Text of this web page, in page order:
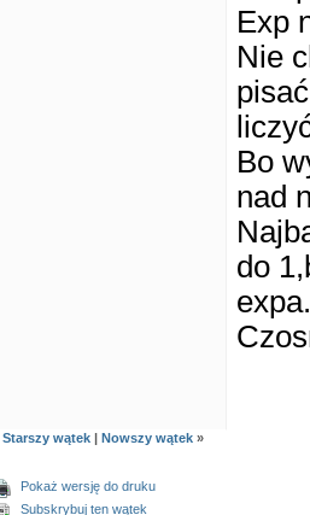
Exp
Nie
Bo
nad
do
expa.
Starszy wątek | Nowszy wątek »
Pokaż wersję do druku
Subskrybuj ten wątek